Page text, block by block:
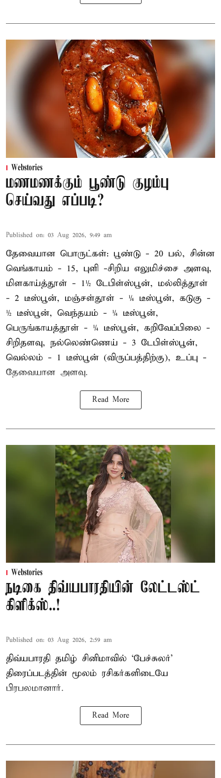
Webstories
மணமணக்கும் பூண்டு குழம்பு
செய்வது எப்படி?
Published on: 03 Aug 2026, 9:49 am
தேவையான பொருட்கள்: பூண்டு - 20 பல், சின்ன
வெங்காயம் - 15, புளி -சிறிய எலுமிச்சை அளவு,
மிளகாய்த்தூள் - 1½ டேபிள்ஸ்பூன், மல்லித்தூள்
- 2 டீஸ்பூன், மஞ்சள்தூள் - ¼ டீஸ்பூன், கடுகு -
½ டீஸ்பூன், வெந்தயம் - ¼ டீஸ்பூன்,
பெருங்காயத்தூள் - ¼ டீஸ்பூன், கறிவேப்பிலை -
சிறிதளவு, நல்லெண்ணெய் - 3 டேபிள்ஸ்பூன்,
வெல்லம் - 1 டீஸ்பூன் (விருப்பத்திற்கு), உப்பு -
தேவையான அளவு.
Read More
Webstories
நடிகை திவ்யபாரதியின் லேட்டஸ்ட்
கிளிக்ஸ்..!
Published on: 03 Aug 2026, 2:59 am
திவ்யபாரதி தமிழ் சினிமாவில் ‘பேச்சுலர்’
திரைப்படத்தின் மூலம் ரசிகர்களிடையே
பிரபலமானார்.
Read More